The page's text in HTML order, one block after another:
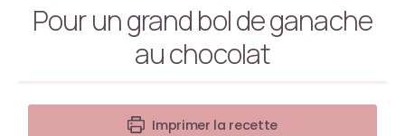
Pour un grand bol de ganache
au chocolat
Imprimer la recette